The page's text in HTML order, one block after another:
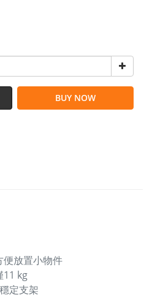
BUY NOW
便放置小物件
11 kg
定支架